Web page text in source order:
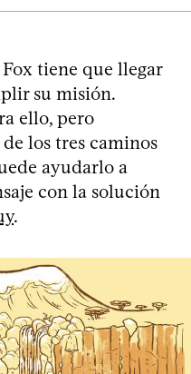
tiene que llegar
su misión.
ello, pero
los tres caminos
ayudarlo a
con la solución
.